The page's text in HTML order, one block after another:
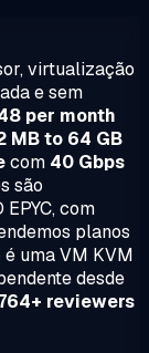
virtualização
e sem
per month
MB to 64 GB
com 40 Gbps
são
com
planos
é uma VM KVM
desde
reviewers